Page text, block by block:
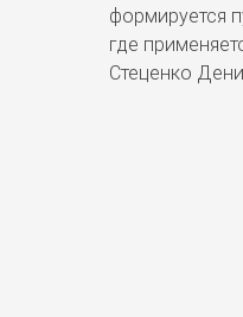
формируется
где
Стеценко